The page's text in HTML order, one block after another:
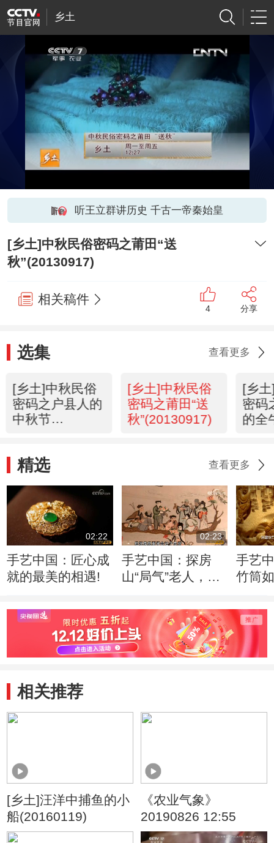
乡土
听王立群讲历史 千古一帝秦始皇
[乡土]中秋民俗密码之莆田“送
秋”(20130917)
相关稿件
4 分享
选集 查看更多
[乡土]中秋民俗
密码之户县人的
中秋节
[乡土]中秋民俗
密码之莆田“送
秋”(20130917)
[乡
密码
的全
精选 查看更多
02:22
手艺中国：匠心成
就的最美的相遇!
02:23
手艺中国：探房
山“局气”老人，如
手艺
竹筒
相关推荐
[乡土]汪洋中捕鱼的小
船(20160119)
《农业气象》
20190826 12:55